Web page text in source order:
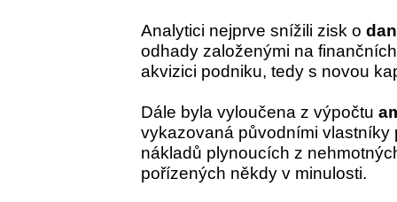
Analytici nejprve snížili zisk o
odhady založenými na
akvizici podniku, tedy s novou
Dále byla vyloučena z výpočtu
vykazovaná původními
nákladů plynoucích z
pořízených někdy v minulosti.